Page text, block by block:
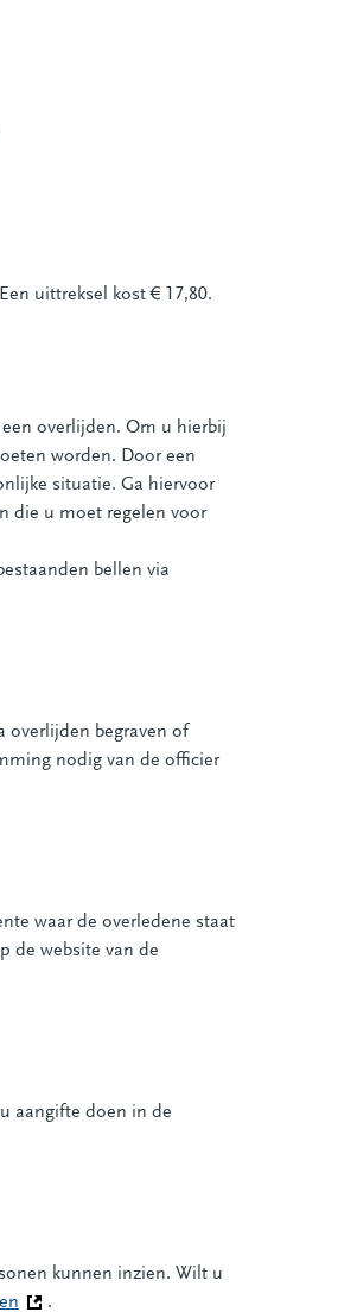
uittreksel kost € 17,80.
overlijden. Om u hierbij
worden. Door een
situatie. Ga hiervoor
die u moet regelen voor
een andere website)
bellen via
overlijden begraven of
nodig van de officier
waar de overledene staat
naar een andere website)
de website van de
aangifte doen in de
kunnen inzien. Wilt u
(Deze link gaat naar een andere website)
.